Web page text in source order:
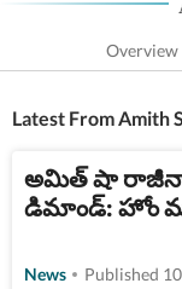
Overview
Latest From Amith
అమిత్ షా
డిమాండ్: హోం
News Published